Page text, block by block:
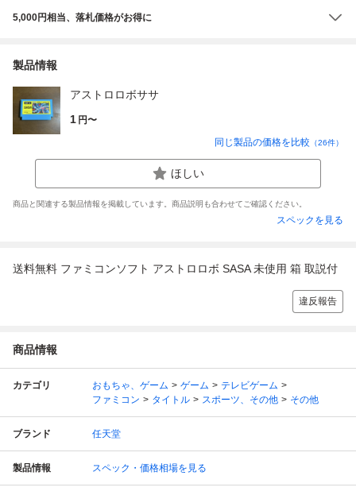
5,000円相当、落札価格がお得に
製品情報
アストロロボササ
1 円〜
同じ製品の価格を比較 （26件）
ほしい
商品と関連する製品情報を掲載しています。商品説明も合わせてご確認ください。
スペックを見る
送料無料 ファミコンソフト アストロロボ SASA 未使用 箱 取説付
違反報告
商品情報
カテゴリ おもちゃ、ゲーム ゲーム
テレビゲーム
ファミコン
タイトル スポーツ、その他 その他
ブランド 任天堂
製品情報 スペック・価格相場を見る